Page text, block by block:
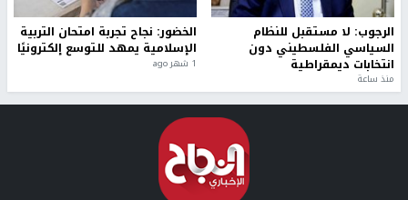
الرجوب: لا مستقبل للنظام
السياسي الفلسطيني دون
انتخابات ديمقراطية
منذ ساعة
الخضور: نجاح تجربة امتحان التربية
الإسلامية يمهد للتوسع إلكترونيًا
1 شهر ago